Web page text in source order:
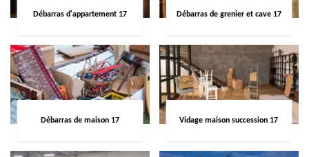
Débarras d'appartement 17 Débarras de grenier et cave 17
Débarras de maison 17 Vidage maison succession 17